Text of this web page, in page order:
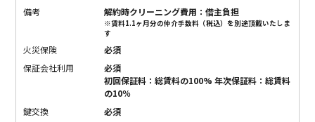
備考
解約時クリーニング費用：借主負担
※賃料1.1ヶ月分の仲介手数料（税込）を別途頂戴いたしま
す
火災保険
必須
保証会社利用
必須
初回保証料：総賃料の100% 年次保証料：総賃料
の10％
鍵交換
必須